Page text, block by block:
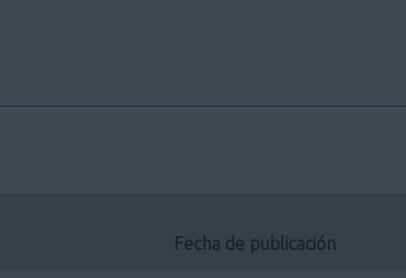
Fecha de publicación